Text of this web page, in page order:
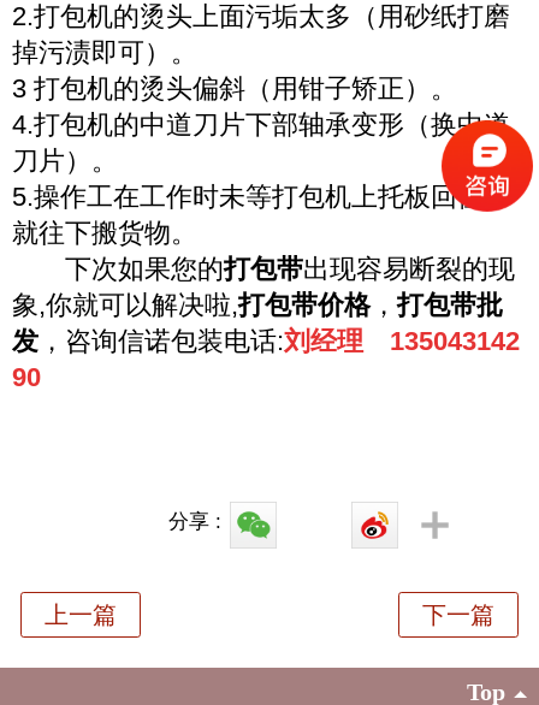
2.打包机的烫头上面污垢太多（用砂纸打磨
掉污渍即可） 。
3 打包机的烫头偏斜（用钳子矫正） 。
4.打包机的中道刀片下部轴承变形（换中道
刀片） 。
5.操作工在工作时未等打包机上托板回位，
就往下搬货物。
下次如果您的打包带出现容易断裂的现
象,你就可以解决啦,打包带价格，打包带批
发，咨询信诺包装电话:刘经理 135043142
90
分享 :
Top